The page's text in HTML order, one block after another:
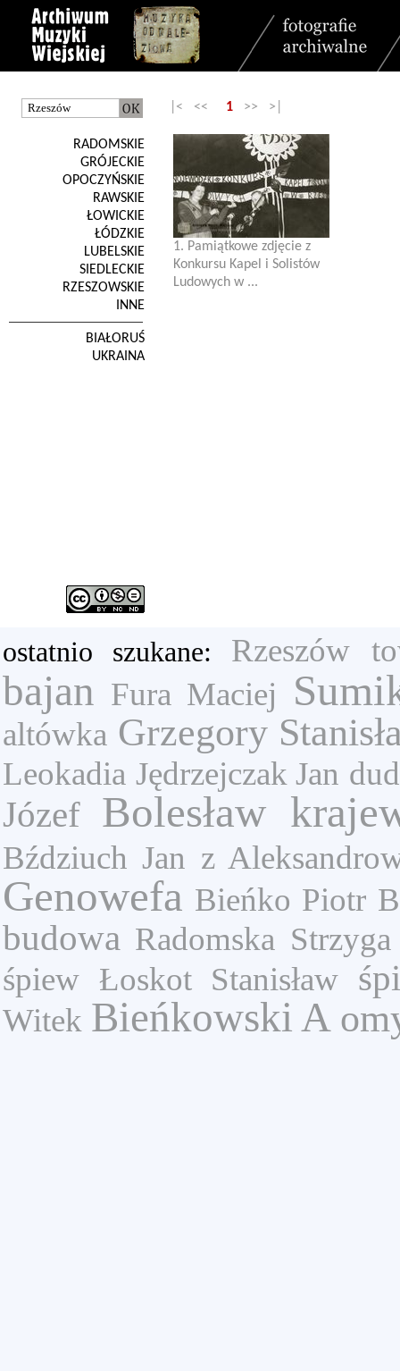
RADOMSKIE
GRÓJECKIE
OPOCZYŃSKIE
RAWSKIE
ŁOWICKIE
ŁÓDZKIE
LUBELSKIE
SIEDLECKIE
RZESZOWSKIE
INNE
BIAŁORUŚ
UKRAINA
|< << 1 >> >|
1. Pamiątkowe zdjęcie z
Konkursu Kapel i Solistów
Ludowych w ...
ostatnio szukane: Rzeszów
bajan Fura Maciej
altówka Grzegory
Leokadia Jędrzejczak Jan
Józef Bolesław
Bździuch Jan z
Genowefa Bieńko Piotr
budowa Radomska
śpiew Łoskot Stanisław
Witek Bieńkowski A